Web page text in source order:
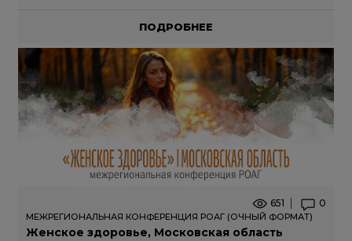
ПОДРОБНЕЕ
651 0
МЕЖРЕГИОНАЛЬНАЯ КОНФЕРЕНЦИЯ РОАГ (ОЧНЫЙ ФОРМАТ)
Женское здоровье, Московская область